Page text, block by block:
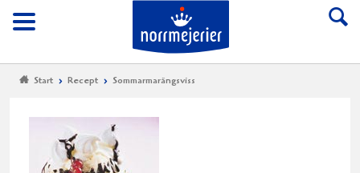
Meny
Till Norrmejerier
Start Recept Sommarmarängsviss